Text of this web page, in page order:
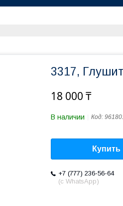
3317,
18 000 ₸
В наличии Код:
Купить
+7 (777) 236-56-64
(с WhatsApp)